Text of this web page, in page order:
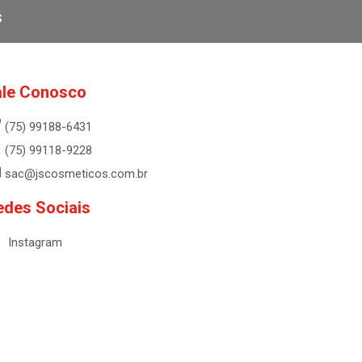
Conosco
(75) 99188-6431
(75) 99118-9228
sac@jscosmeticos.com.br
Sociais
Instagram